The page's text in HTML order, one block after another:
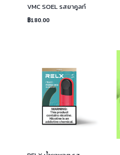
VMC SOEL รสยาคูลท์
฿180.00